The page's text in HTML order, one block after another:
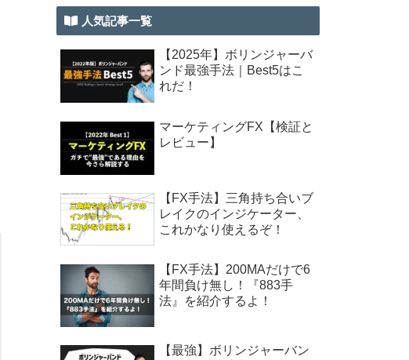
人気記事一覧
【2025年】ボリンジャーバ
ンド最強手法｜Best5はこ
れだ！
マーケティングFX【検証と
レビュー】
【FX手法】三角持ち合いブ
レイクのインジケーター、
これかなり使えるぞ！
【FX手法】200MAだけで6
年間負け無し！『883手
法』を紹介するよ！
【最強】ボリンジャーバン